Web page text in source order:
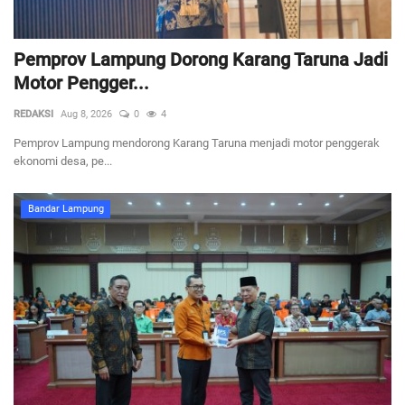
Pemprov Lampung Dorong Karang Taruna Jadi
Motor Pengger...
REDAKSI Aug 8, 2026 0 4
Pemprov Lampung mendorong Karang Taruna menjadi motor penggerak
ekonomi desa, pe...
Bandar Lampung